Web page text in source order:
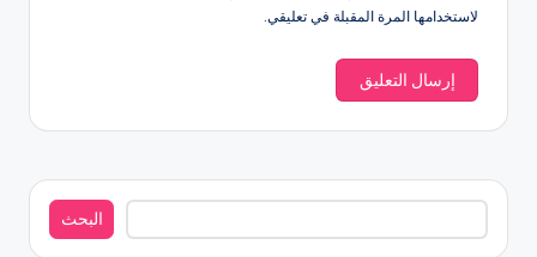
لاستخدامها المرة المقبلة في تعليقي.
البحث
البحث